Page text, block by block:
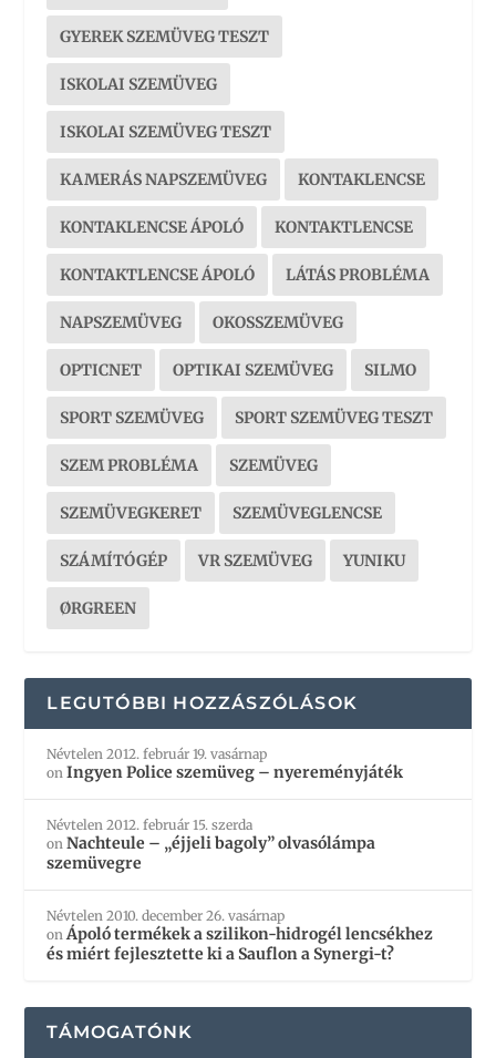
GYEREK SZEMÜVEG TESZT
ISKOLAI SZEMÜVEG
ISKOLAI SZEMÜVEG TESZT
KAMERÁS NAPSZEMÜVEG KONTAKLENCSE
KONTAKLENCSE ÁPOLÓ KONTAKTLENCSE
KONTAKTLENCSE ÁPOLÓ LÁTÁS PROBLÉMA
NAPSZEMÜVEG OKOSSZEMÜVEG
OPTICNET OPTIKAI SZEMÜVEG SILMO
SPORT SZEMÜVEG SPORT SZEMÜVEG TESZT
SZEM PROBLÉMA SZEMÜVEG
SZEMÜVEGKERET SZEMÜVEGLENCSE
SZÁMÍTÓGÉP VR SZEMÜVEG YUNIKU
ØRGREEN
LEGUTÓBBI HOZZÁSZÓLÁSOK
Névtelen 2012. február 19. vasárnap
onIngyen Police szemüveg – nyereményjáték
Névtelen 2012. február 15. szerda
onNachteule – „éjjeli bagoly” olvasólámpa
szemüvegre
Névtelen 2010. december 26. vasárnap
onÁpoló termékek a szilikon-hidrogél lencsékhez
és miért fejlesztette ki a Sauflon a Synergi-t?
TÁMOGATÓNK